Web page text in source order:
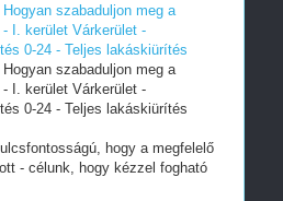
szabaduljon meg a
I. kerület Várkerület -
0-24 - Teljes lakáskiürítés
szabaduljon meg a
I. kerület Várkerület -
0-24 - Teljes lakáskiürítés
hogy a megfelelő
- célunk, hogy kézzel fogható